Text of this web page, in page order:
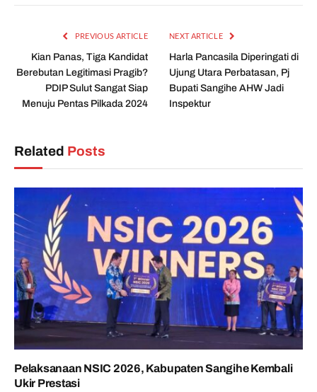
PREVIOUS ARTICLE
Kian Panas, Tiga Kandidat
Berebutan Legitimasi Pragib?
PDIP Sulut Sangat Siap
Menuju Pentas Pilkada 2024
NEXT ARTICLE
Harla Pancasila Diperingati di
Ujung Utara Perbatasan, Pj
Bupati Sangihe AHW Jadi
Inspektur
Related Posts
Pelaksanaan NSIC 2026, Kabupaten Sangihe Kembali
Ukir Prestasi